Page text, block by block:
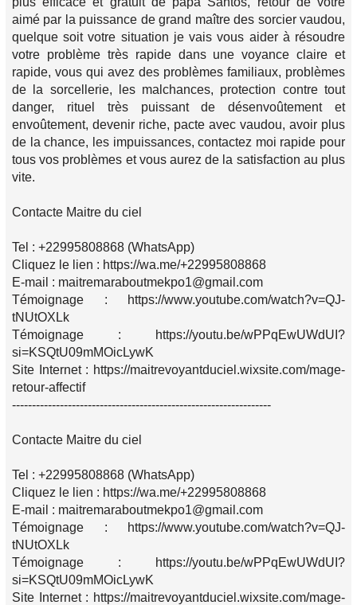
aimé par la puissance de grand maître des sorcier vaudou,
quelque soit votre situation je vais vous aider à résoudre
votre problème très rapide dans une voyance claire et
rapide, vous qui avez des problèmes familiaux, problèmes
de la sorcellerie, les malchances, protection contre tout
danger, rituel très puissant de désenvoûtement et
envoûtement, devenir riche, pacte avec vaudou, avoir plus
de la chance, les impuissances, contactez moi rapide pour
tous vos problèmes et vous aurez de la satisfaction au plus
vite.
Contacte Maitre du ciel
Tel : +22995808868 (WhatsApp)
Cliquez le lien : https://wa.me/+22995808868
E-mail : maitremaraboutmekpo1@gmail.com
Témoignage : https://www.youtube.com/watch?v=QJ-
tNUtOXLk
Témoignage : https://youtu.be/wPPqEwUWdUI?
si=KSQtU09mMOicLywK
Site Internet : https://maitrevoyantduciel.wixsite.com/mage-
retour-affectif
-----------------------------------------------------------------
Contacte Maitre du ciel
Tel : +22995808868 (WhatsApp)
Cliquez le lien : https://wa.me/+22995808868
E-mail : maitremaraboutmekpo1@gmail.com
Témoignage : https://www.youtube.com/watch?v=QJ-
tNUtOXLk
Témoignage : https://youtu.be/wPPqEwUWdUI?
si=KSQtU09mMOicLywK
Site Internet : https://maitrevoyantduciel.wixsite.com/mage-